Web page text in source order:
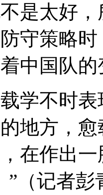
是太好
守策略
中国队
不时表
地方，
在作出
”（记者